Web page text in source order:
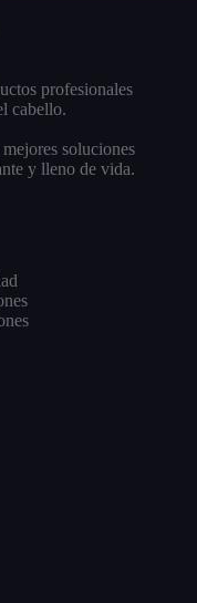
profesionales
cabello.
soluciones
y lleno de vida.